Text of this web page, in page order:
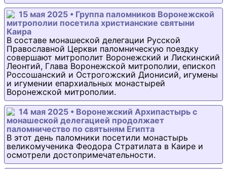
15 мая 2025 • Группа паломников Воронежской
митрополии посетила христианские святыни
Каира
В составе монашеской делегации Русской
Православной Церкви паломническую поездку
совершают митрополит Воронежский и Лискинский
Леонтий, Глава Воронежской митрополии, епископ
Россошанский и Острогожский Дионисий, игумены
и игумении епархиальных монастырей
Воронежской митрополии.
14 мая 2025 • Воронежский Архипастырь с
монашеской делегацией продолжает
паломничество по святыням Египта
В этот день паломники посетили монастырь
великомученика Феодора Стратилата в Каире и
осмотрели достопримечательности.